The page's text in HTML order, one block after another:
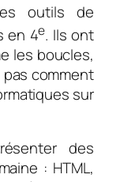
outils de
en 4e. Ils ont
les boucles,
pas comment
sur
des
: HTML,